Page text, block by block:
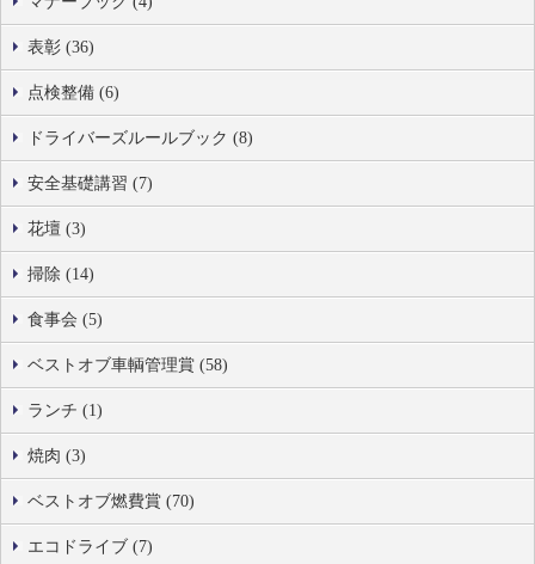
表彰 (36)
点検整備 (6)
ドライバーズルールブック (8)
安全基礎講習 (7)
花壇 (3)
掃除 (14)
食事会 (5)
ベストオブ車輌管理賞 (58)
ランチ (1)
焼肉 (3)
ベストオブ燃費賞 (70)
エコドライブ (7)